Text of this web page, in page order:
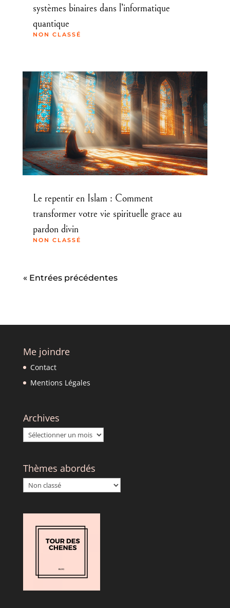
systèmes binaires dans l’informatique
quantique
NON CLASSÉ
Le repentir en Islam : Comment
transformer votre vie spirituelle grace au
pardon divin
NON CLASSÉ
« Entrées précédentes
Me joindre
Contact
Mentions Légales
Archives
Archives
Thèmes abordés
Thèmes
abordés